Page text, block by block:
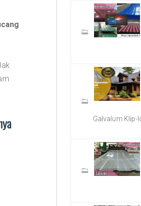
Galvalum Klip-